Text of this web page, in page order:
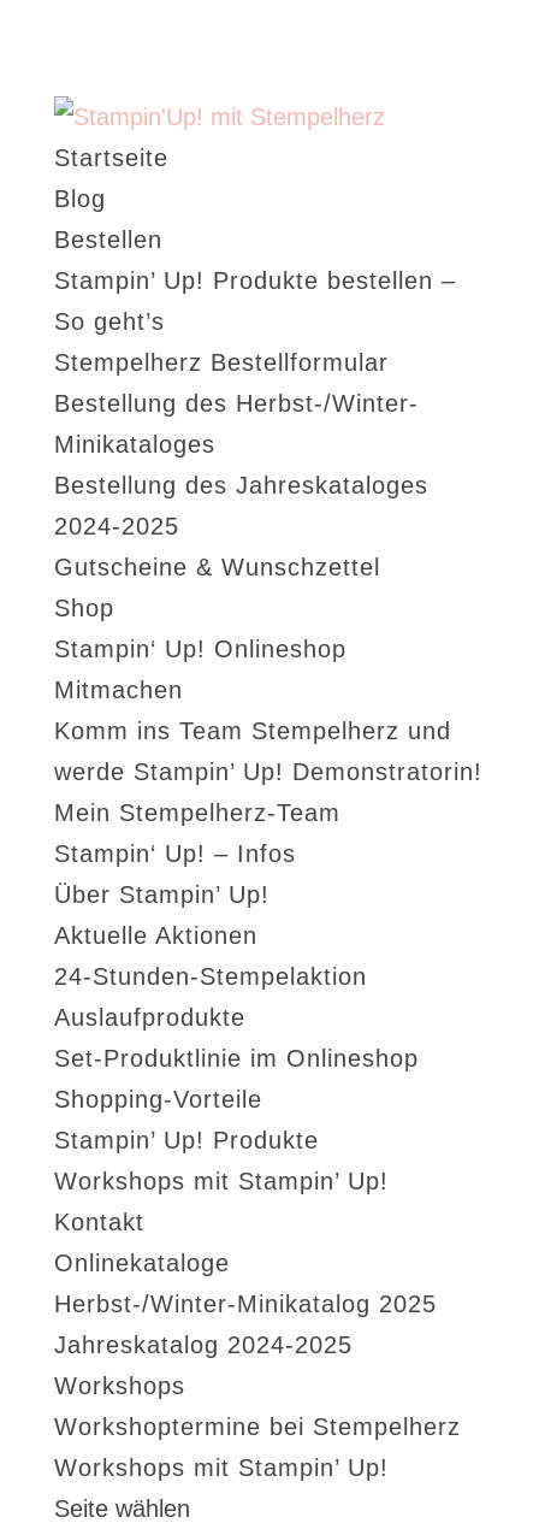
Startseite
Blog
Bestellen
Stampin’ Up! Produkte bestellen –
So geht’s
Stempelherz Bestellformular
Bestellung des Herbst-/Winter-
Minikataloges
Bestellung des Jahreskataloges
2024-2025
Gutscheine & Wunschzettel
Shop
Stampin‘ Up! Onlineshop
Mitmachen
Komm ins Team Stempelherz und
werde Stampin’ Up! Demonstratorin!
Mein Stempelherz-Team
Stampin‘ Up! – Infos
Über Stampin’ Up!
Aktuelle Aktionen
24-Stunden-Stempelaktion
Auslaufprodukte
Set-Produktlinie im Onlineshop
Shopping-Vorteile
Stampin’ Up! Produkte
Workshops mit Stampin’ Up!
Kontakt
Onlinekataloge
Herbst-/Winter-Minikatalog 2025
Jahreskatalog 2024-2025
Workshops
Workshoptermine bei Stempelherz
Workshops mit Stampin’ Up!
Seite wählen